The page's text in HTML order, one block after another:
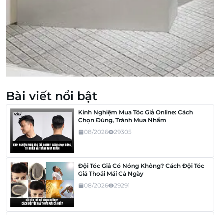
Bài viết nổi bật
Kinh Nghiệm Mua Tóc Giả Online: Cách
Chọn Đúng, Tránh Mua Nhầm
08/2026
29305
Đội Tóc Giả Có Nóng Không? Cách Đội Tóc
Giả Thoải Mái Cả Ngày
08/2026
29291